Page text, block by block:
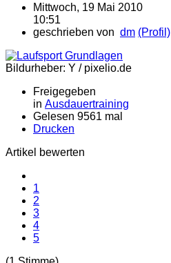
Mittwoch, 19 Mai 2010
10:51
geschrieben von dm (Profil)
Bildurheber: Y / pixelio.de
Freigegeben
in Ausdauertraining
Gelesen 9561 mal
Drucken
Artikel bewerten
1
2
3
4
5